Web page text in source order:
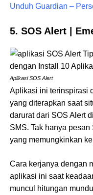
Unduh Guardian –
5. SOS Alert |
Aplikasi SOS Alert
Aplikasi ini terinspirasi
yang diterapkan saat
darurat dari SOS Alert
SMS. Tak hanya
yang memungkinkan
Cara kerjanya dengan
aplikasi ini saat
muncul hitungan